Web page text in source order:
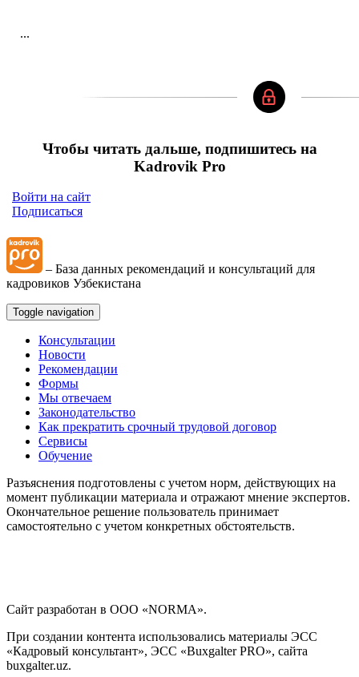
...
Чтобы читать дальше, подпишитесь на
Kadrovik Pro
Войти на сайт
Подписаться
– База данных рекомендаций и консультаций для
кадровиков Узбекистана
Toggle navigation
Консультации
Новости
Рекомендации
Формы
Мы отвечаем
Законодательство
Как прекратить срочный трудовой договор
Сервисы
Обучение
Разъяснения подготовлены с учетом норм, действующих на
момент публикации материала и отражают мнение экспертов.
Окончательное решение пользователь принимает
самостоятельно с учетом конкретных обстоятельств.
Сайт разработан в ООО «NORMA».
При создании контента использовались материалы ЭСС
«Кадровый консультант», ЭСС «Buxgalter PRO», сайта
buxgalter.uz.